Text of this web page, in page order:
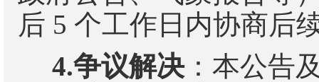
后 5 个工作日内协商后
4.争议解决：本公告